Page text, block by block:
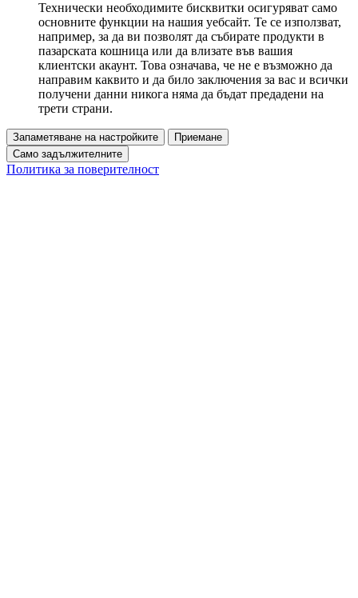
Технически необходимите бисквитки осигуряват само
основните функции на нашия уебсайт. Те се използват,
например, за да ви позволят да събирате продукти в
пазарската кошница или да влизате във вашия
клиентски акаунт. Това означава, че не е възможно да
направим каквито и да било заключения за вас и всички
получени данни никога няма да бъдат предадени на
трети страни.
Запаметяване на настройките
Приемане
Само задължителните
Политика за поверителност